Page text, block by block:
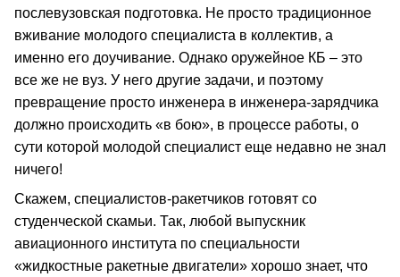
послевузовская подготовка. Не просто традиционное
вживание молодого специалиста в коллектив, а
именно его доучивание. Однако оружейное КБ – это
все же не вуз. У него другие задачи, и поэтому
превращение просто инженера в инженера-зарядчика
должно происходить «в бою», в процессе работы, о
сути которой молодой специалист еще недавно не знал
ничего!
Скажем, специалистов-ракетчиков готовят со
студенческой скамьи. Так, любой выпускник
авиационного института по специальности
«жидкостные ракетные двигатели» хорошо знает, что